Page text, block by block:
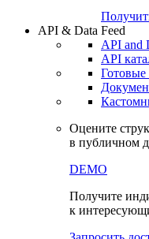
API & Data Feed
API and
API
Готовые
Оцените
в публичном
DEMO
Получите
к